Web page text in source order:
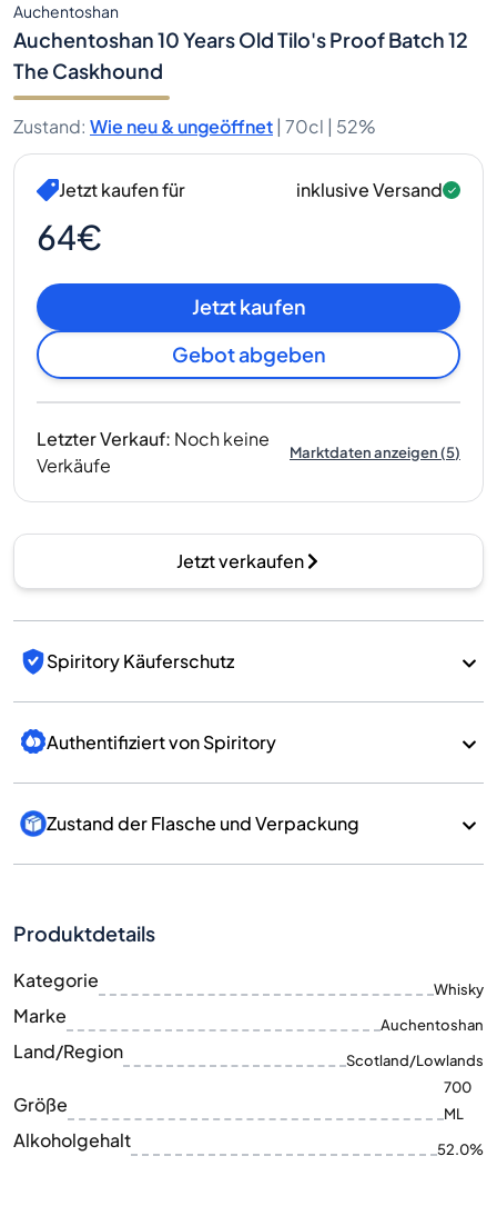
Auchentoshan
Auchentoshan 10 Years Old Tilo's Proof Batch 12
The Caskhound
Zustand: Wie neu & ungeöffnet | 70cl | 52%
Jetzt kaufen für
64€
inklusive Versand
Jetzt kaufen
Gebot abgeben
Letzter Verkauf: Noch keine
Verkäufe
Marktdaten anzeigen(5)
Jetzt verkaufen
Spiritory Käuferschutz
Authentifiziert von Spiritory
Zustand der Flasche und Verpackung
Produktdetails
Kategorie Whisky
Marke Auchentoshan
Land/Region Scotland/Lowlands
Größe
700
ML
Alkoholgehalt 52.0%